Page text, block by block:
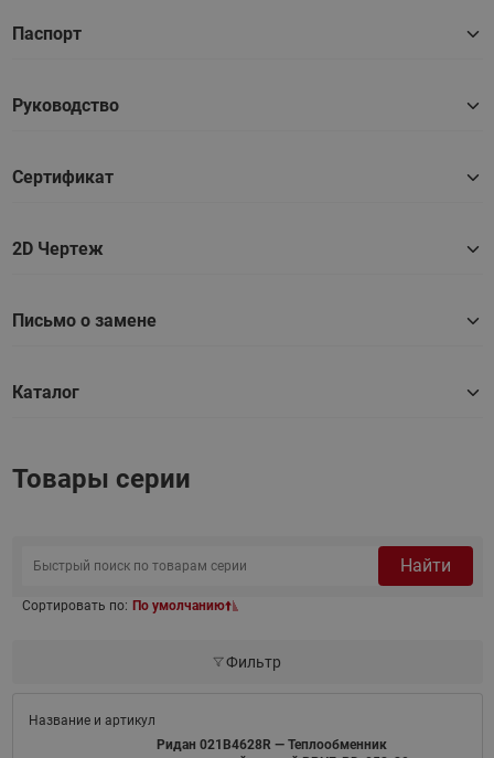
Паспорт
Руководство
Сертификат
2D Чертеж
Письмо о замене
Каталог
Товары серии
Найти
Сортировать по: По умолчанию
Фильтр
Ридан 021B4628R — Теплообменник